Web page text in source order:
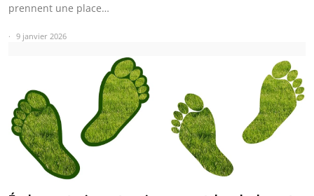
prennent une place…
9 janvier 2026